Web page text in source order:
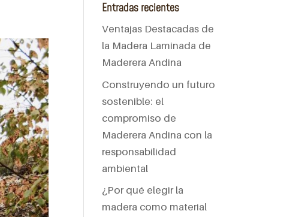
Entradas recientes
Ventajas Destacadas de
la Madera Laminada de
Maderera Andina
Construyendo un futuro
sostenible: el
compromiso de
Maderera Andina con la
responsabilidad
ambiental
¿Por qué elegir la
madera como material